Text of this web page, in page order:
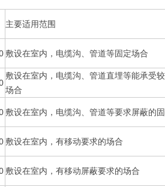
主要适用范围
敷设在室内，电缆沟、管道等固定场合
敷设在室内，电缆沟、管道直埋等能承受
场合
敷设在室内，电缆沟、管道等要求屏蔽的
敷设在室内，有移动要求的场合
敷设在室内，有移动屏蔽要求的场合